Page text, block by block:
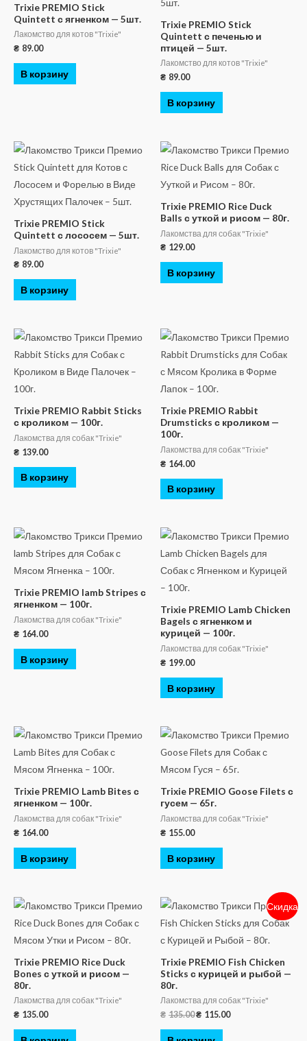
Trixie PREMIO Stick
Quintett с ягненком — 5шт.
Лакомство для котов "Trixie"
₴ 89.00
В корзину
Trixie PREMIO Stick
Quintett с печенью и
птицей — 5шт.
Лакомство для котов "Trixie"
₴ 89.00
В корзину
Trixie PREMIO Stick
Quintett с лососем — 5шт.
Лакомство для котов "Trixie"
₴ 89.00
В корзину
Trixie PREMIO Rice Duck
Balls с уткой и рисом — 80г.
Лакомства для собак "Trixie"
₴ 129.00
В корзину
Trixie PREMIO Rabbit Sticks
с кроликом — 100г.
Лакомства для собак "Trixie"
₴ 139.00
В корзину
Trixie PREMIO Rabbit
Drumsticks с кроликом —
100г.
Лакомства для собак "Trixie"
₴ 164.00
В корзину
Trixie PREMIO lamb Stripes с
ягненком — 100г.
Лакомства для собак "Trixie"
₴ 164.00
В корзину
Trixie PREMIO Lamb Chicken
Bagels с ягненком и
курицей — 100г.
Лакомства для собак "Trixie"
₴ 199.00
В корзину
Trixie PREMIO Lamb Bites с
ягненком — 100г.
Лакомства для собак "Trixie"
₴ 164.00
В корзину
Trixie PREMIO Goose Filets с
гусем — 65г.
Лакомства для собак "Trixie"
₴ 155.00
В корзину
Trixie PREMIO Rice Duck
Bones с уткой и рисом —
80г.
Лакомства для собак "Trixie"
₴ 135.00
Скидка
Trixie PREMIO Fish Chicken
Sticks с курицей и рыбой —
80г.
Лакомства для собак "Trixie"
₴ 135.00₴ 115.00